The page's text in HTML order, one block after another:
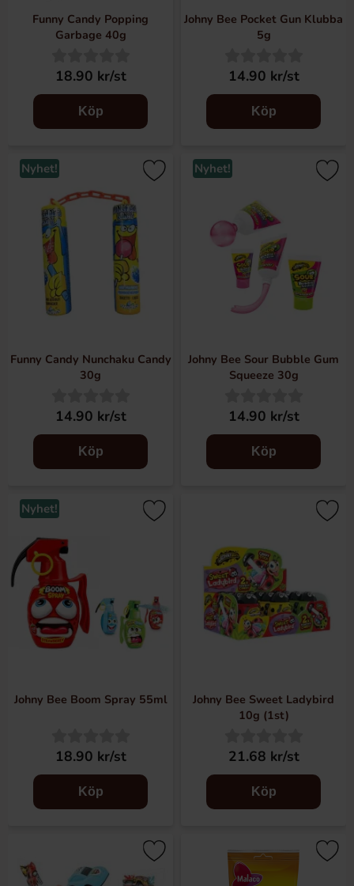
Funny Candy Popping
Garbage 40g
18.90 kr/st
Köp
Johny Bee Pocket Gun Klubba
5g
14.90 kr/st
Köp
Nyhet!
Funny Candy Nunchaku Candy
30g
14.90 kr/st
Köp
Nyhet!
Johny Bee Sour Bubble Gum
Squeeze 30g
14.90 kr/st
Köp
Nyhet!
Johny Bee Boom Spray 55ml
18.90 kr/st
Köp
Johny Bee Sweet Ladybird
10g (1st)
21.68 kr/st
Köp